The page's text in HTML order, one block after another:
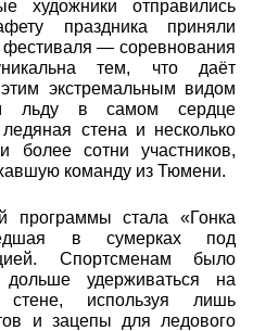
художники отправились
праздника приняли
фестиваля — соревнования
тем, что даёт
экстремальным видом
льду в самом сердце
стена и несколько
более сотни участников,
команду из Тюмени.
программы стала «Гонка
в сумерках под
Спортсменам было
удерживаться на
стене, используя лишь
и зацепы для ледового